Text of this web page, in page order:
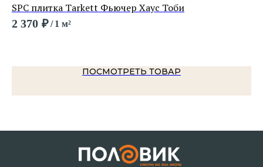
SPC плитка Tarkett Фьючер Хаус Тоби
2 370 ₽/ 1 м²
ПОСМОТРЕТЬ ТОВАР